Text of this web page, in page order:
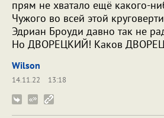
прям не хватало ещё какого-
Чужого во всей этой
Эдриан Броуди давно так не
Но ДВОРЕЦКИЙ! Каков
Wilson
14.11.22
13:18